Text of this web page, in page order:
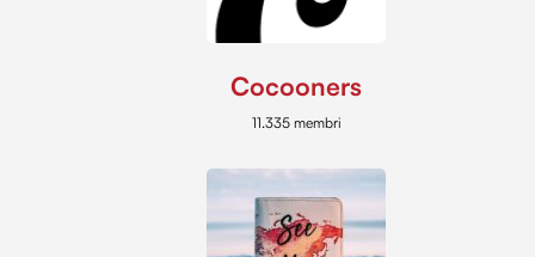
Cocooners
11.335 membri